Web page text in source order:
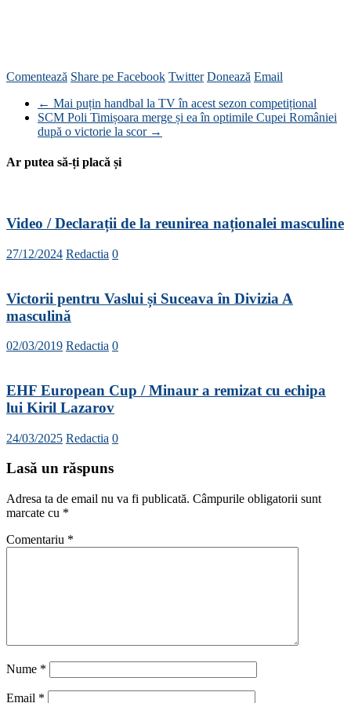
Comentează Share pe Facebook Twitter Donează Email
← Mai puțin handbal la TV în acest sezon competițional
SCM Poli Timișoara merge și ea în optimile Cupei României
după o victorie la scor →
Ar putea să-ți placă și
Video / Declarații de la reunirea naționalei masculine
27/12/2024 Redactia 0
Victorii pentru Vaslui și Suceava în Divizia A
masculină
02/03/2019 Redactia 0
EHF European Cup / Minaur a remizat cu echipa
lui Kiril Lazarov
24/03/2025 Redactia 0
Lasă un răspuns
Adresa ta de email nu va fi publicată. Câmpurile obligatorii sunt
marcate cu *
Comentariu *
Nume *
Email *